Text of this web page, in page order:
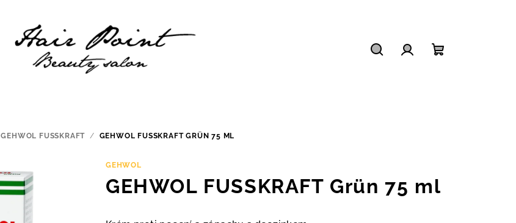
GEHWOL FUSSKRAFT / GEHWOL FUSSKRAFT GRÜN 75 ML
GEHWOL
GEHWOL FUSSKRAFT Grün 75 ml